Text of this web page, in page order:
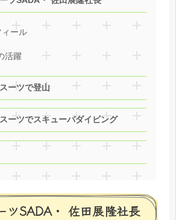
ィール
活躍
ーツで登山
ーツでスキューバダイビング
ツSADA・ 佐田展隆社長